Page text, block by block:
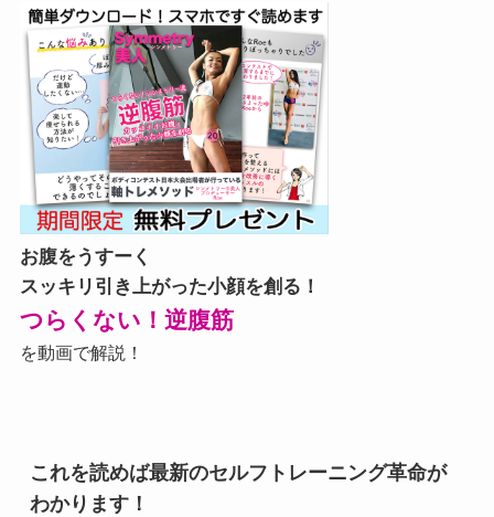
お腹をうすーく
スッキリ引き上がった小顔を創る！
つらくない！逆腹筋
を動画で解説！
これを読めば最新のセルフトレーニング革命が
わかります！